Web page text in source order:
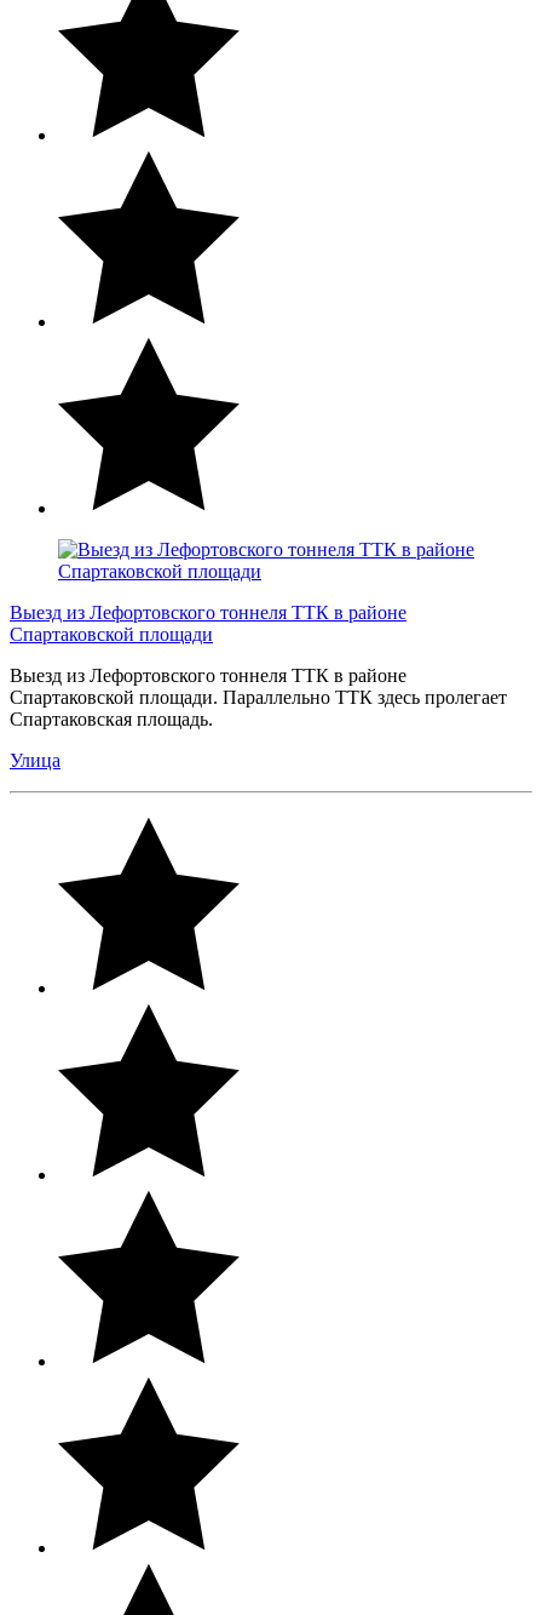
Выезд из Лефортовского тоннеля ТТК в районе
Спартаковской площади
Выезд из Лефортовского тоннеля ТТК в районе
Спартаковской площади. Параллельно ТТК здесь пролегает
Спартаковская площадь.
Улица